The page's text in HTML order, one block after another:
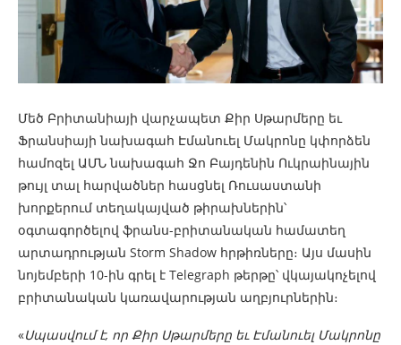
Մեծ Բրիտանիայի վարչապետ Քիր Սթարմերը եւ
Ֆրանսիայի նախագահ Էմանուել Մակրոնը կփորձեն
համոզել ԱՄՆ նախագահ Ջո Բայդենին Ուկրաինային
թույլ տալ հարվածներ հասցնել Ռուսաստանի
խորքերում տեղակայված թիրախներին՝
օգտագործելով ֆրանս-բրիտանական համատեղ
արտադրության Storm Shadow հրթիռները։ Այս մասին
նոյեմբերի 10-ին գրել է Telegraph թերթը՝ վկայակոչելով
բրիտանական կառավարության աղբյուրներին։
«Սպասվում է, որ Քիր Սթարմերը եւ Էմանուել Մակրոնը